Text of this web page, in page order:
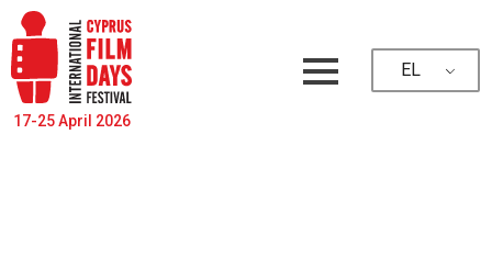
17-25 April 2026
EL